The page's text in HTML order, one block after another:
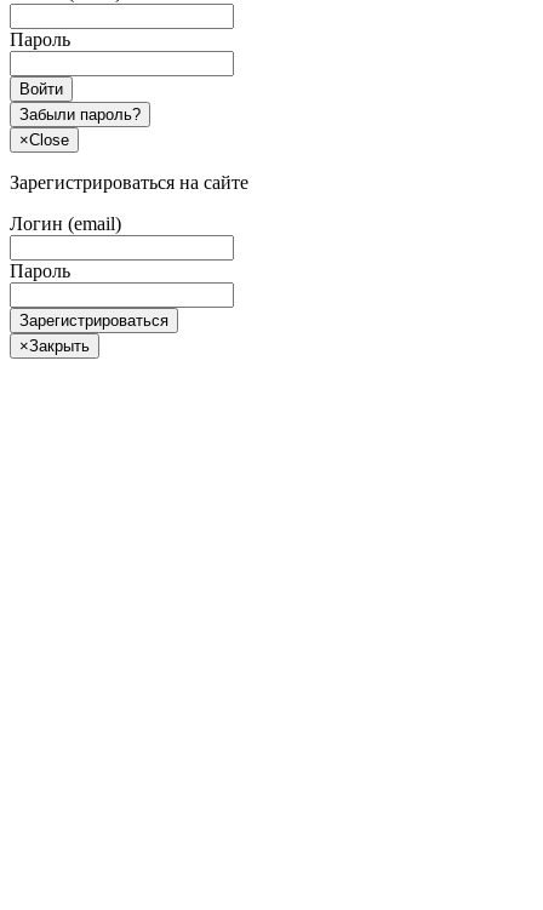
Пароль
Войти
Забыли пароль?
×Close
Зарегистрироваться на сайте
Логин (email)
Пароль
Зарегистрироваться
×Закрыть